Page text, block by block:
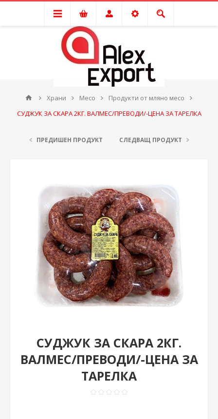
Храни Месо
Продукти от мляно месо
СУДЖУК ЗА СКАРА 2КГ. ВАЛМЕС/ПРЕВОДИ/-ЦЕНА ЗА ТАРЕЛКА
ПРЕДИШЕН ПРОДУКТ СЛЕДВАЩ ПРОДУКТ
СУДЖУК ЗА СКАРА 2КГ.
ВАЛМЕС/ПРЕВОДИ/-ЦЕНА ЗА
ТАРЕЛКА